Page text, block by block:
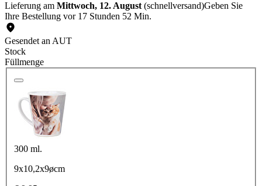
Lieferung am Mittwoch, 12. August (schnellversand)Geben Sie
Ihre Bestellung vor 17 Stunden 52 Min.
Gesendet an AUT
Stock
Füllmenge
300 ml.
9x10,2x9øcm